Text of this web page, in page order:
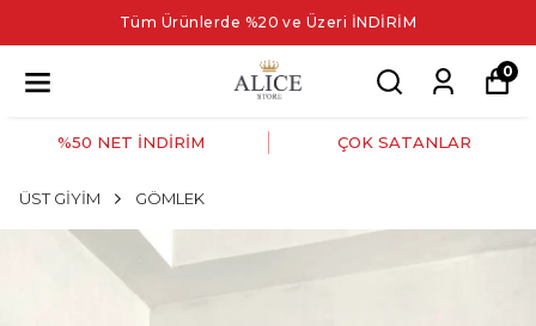
Tüm Ürünlerde %20 ve Üzeri İNDİRİM
0
%50 NET İNDİRİM ÇOK SATANLAR
ÜST GİYİM GÖMLEK